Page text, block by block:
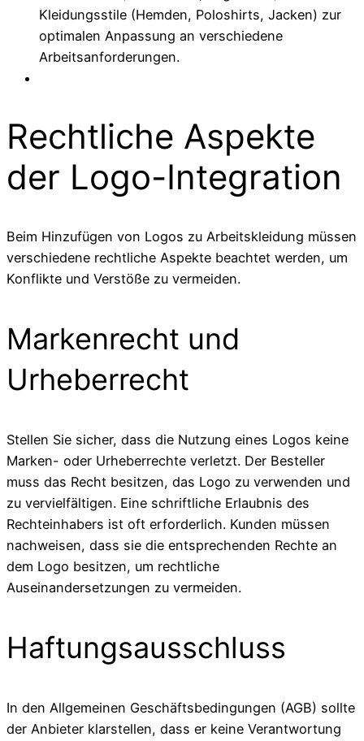
Kleidungsstile (Hemden, Poloshirts, Jacken) zur
optimalen Anpassung an verschiedene
Arbeitsanforderungen.
Rechtliche Aspekte
der Logo-Integration
Beim Hinzufügen von Logos zu Arbeitskleidung müssen
verschiedene rechtliche Aspekte beachtet werden, um
Konflikte und Verstöße zu vermeiden.
Markenrecht und
Urheberrecht
Stellen Sie sicher, dass die Nutzung eines Logos keine
Marken- oder Urheberrechte verletzt. Der Besteller
muss das Recht besitzen, das Logo zu verwenden und
zu vervielfältigen. Eine schriftliche Erlaubnis des
Rechteinhabers ist oft erforderlich. Kunden müssen
nachweisen, dass sie die entsprechenden Rechte an
dem Logo besitzen, um rechtliche
Auseinandersetzungen zu vermeiden.
Haftungsausschluss
In den Allgemeinen Geschäftsbedingungen (AGB) sollte
der Anbieter klarstellen, dass er keine Verantwortung